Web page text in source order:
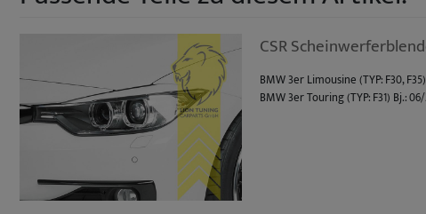
CSR
BMW 3er Limousine (TYP: F30,
BMW 3er Touring (TYP: F31) Bj.: